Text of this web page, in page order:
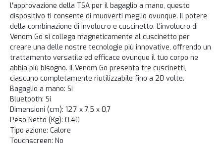
l'approvazione della TSA per il bagaglio a mano, questo
dispositivo ti consente di muoverti meglio ovunque. Il potere
della combinazione di involucro e cuscinetto. L'involucro di
Venom Go si collega magneticamente al cuscinetto per
creare una delle nostre tecnologie più innovative, offrendo un
trattamento versatile ed efficace ovunque il tuo corpo ne
abbia più bisogno. Il Venom Go presenta tre cuscinetti,
ciascuno completamente riutilizzabile fino a 20 volte.
Bagaglio a mano: Si
Bluetooth: Si
Dimensioni (cm): 12,7 x 7,5 x 0,7
Peso Netto (Kg): 0.40
Tipo azione: Calore
Touchscreen: No